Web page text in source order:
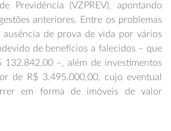
Previdência (VZPREV), apontando
anteriores. Entre os problemas
de prova de vida por vários
de benefícios a falecidos – que
132.842,00 –, além de investimentos
de R$ 3.495.000,00, cujo eventual
em forma de imóveis de valor